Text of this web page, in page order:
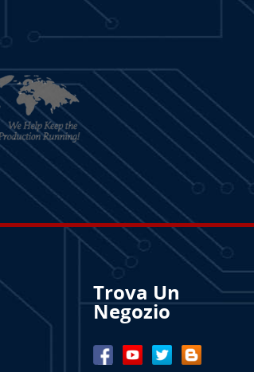
Trova Un
Negozio